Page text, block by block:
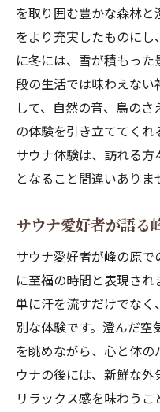
峰の原での新
サウナと自然が生
自然と共鳴す
サウナと自然
心地よいリズ
峰の原で体験
自然環境が整
峰の原でのサウナ
自然の変化が
サウナを通じ
自然との対話
峰の原でのサ
自然観察を通
サウナと自然
を取り囲む豊かな森林
をより充実したものに
に冬には、雪が積もっ
段の生活では味わえない
して、自然の音、鳥の
の体験を引き立ててく
サウナ体験は、訪れる
となること間違いありま
サウナ愛好者が語る
サウナ愛好者が峰の原
に至福の時間と表現さ
単に汗を流すだけでな
別な体験です。澄んだ
を眺めながら、心と体
ウナの後には、新鮮な
リラックス感を味わう